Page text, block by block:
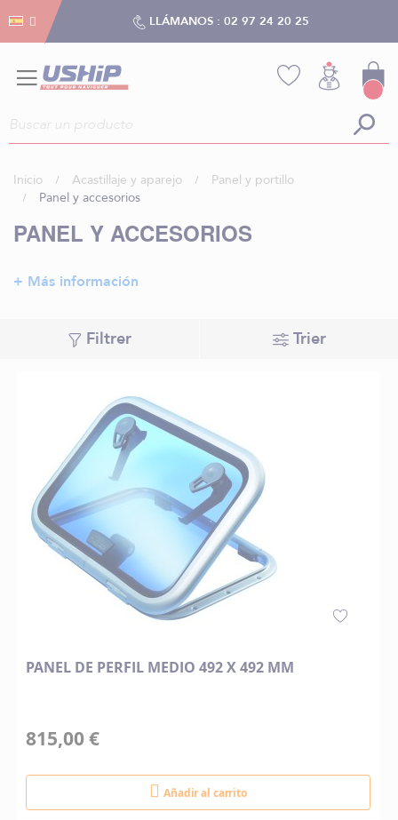
LLÁMANOS : 02 97 24 20 25
Inicio Acastillaje y aparejo
Panel y portillo
Panel y accesorios
PANEL Y ACCESORIOS
+ Más información
Filtrer Trier
PANEL DE PERFIL MEDIO 492 X 492 MM
815,00 €
Añadir al carrito
Gestión de cookies
Gestión de cookies